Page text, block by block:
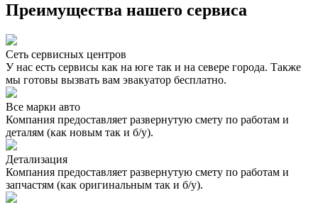
Преимущества нашего сервиса
Сеть сервисных центров
У нас есть сервисы как на юге так и на севере города. Также
мы готовы вызвать вам эвакуатор бесплатно.
Все марки авто
Компания предоставляет развернутую смету по работам и
деталям (как новым так и б/у).
Детализация
Компания предоставляет развернутую смету по работам и
запчастям (как оригинальным так и б/у).